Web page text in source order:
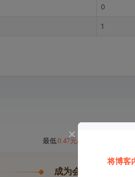
0
1
最低0.47元/天
成为会员后, 你将解锁